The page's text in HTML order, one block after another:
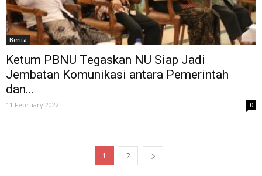
Berita
Ketum PBNU Tegaskan NU Siap Jadi
Jembatan Komunikasi antara Pemerintah
dan...
11 February 2022 0
1 2